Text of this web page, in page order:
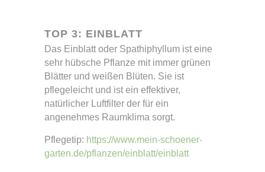
TOP 3: EINBLATT
Das Einblatt oder Spathiphyllum ist eine
sehr hübsche Pflanze mit immer grünen
Blätter und weißen Blüten. Sie ist
pflegeleicht und ist ein effektiver,
natürlicher Luftfilter der für ein
angenehmes Raumklima sorgt.
Pflegetip: https://www.mein-schoener-
garten.de/pflanzen/einblatt/einblatt